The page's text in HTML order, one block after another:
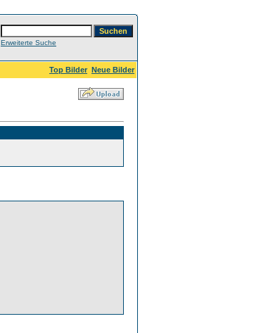
Erweiterte Suche
Top Bilder Neue Bilder